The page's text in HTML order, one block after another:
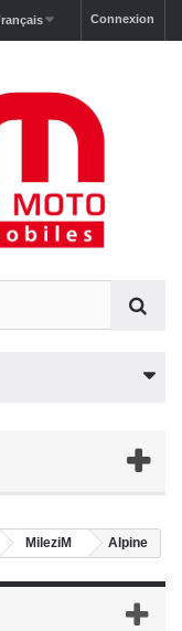
Connexion
MileziM Alpine